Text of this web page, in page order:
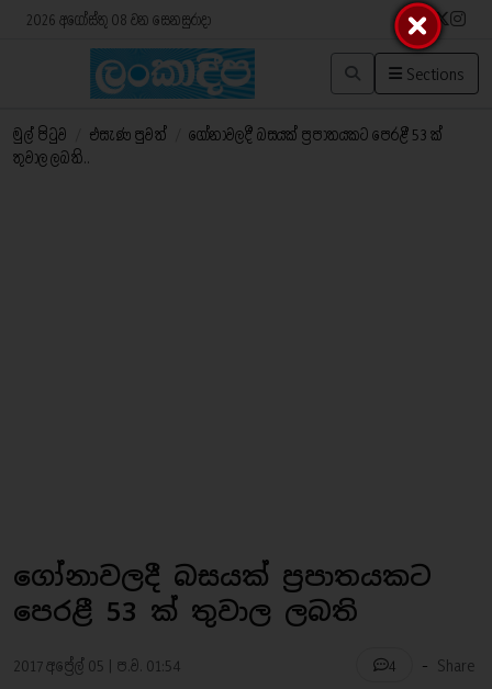
2026 අගෝස්තු 08 වන සෙනසුරාදා
Sections
මුල් පිටුව එසැණ පුවත්
ගෝනාවලදී බසයක් ⁣ප්‍රපාතයකට පෙරළී 53 ක්
තුවාල ලබති..
ගෝනාවලදී බසයක් ⁣ප්‍රපාතයකට
පෙරළී 53 ක් තුවාල ලබති
2017 අප්‍රේල් 05 | ප.ව. 01:54 4 - Share